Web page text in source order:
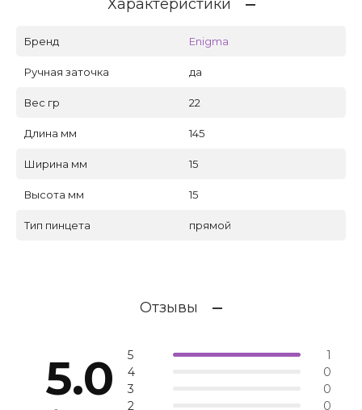
Характеристики
Бренд Enigma
Ручная заточка да
Вес гр 22
Длина мм 145
Ширина мм 15
Высота мм 15
Тип пинцета прямой
Отзывы
5.0 5
1
4
0
3
0
2
0